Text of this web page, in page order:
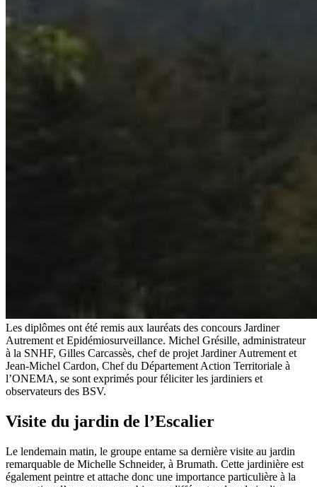
Les diplômes ont été remis aux lauréats des concours Jardiner
Autrement et Epidémiosurveillance. Michel Grésille, administrateur
à la SNHF, Gilles Carcassès, chef de projet Jardiner Autrement et
Jean-Michel Cardon, Chef du Département Action Territoriale à
l’ONEMA, se sont exprimés pour féliciter les jardiniers et
observateurs des BSV.
Visite du jardin de l’Escalier
Le lendemain matin, le groupe entame sa dernière visite au jardin
remarquable de Michelle Schneider, à Brumath. Cette jardinière est
également peintre et attache donc une importance particulière à la